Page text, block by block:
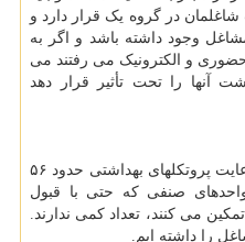
درصد جمعیت شاغلمان در گروه یک قرار دارد و
وجود داشته باشد و اگر به
و الکترونیک می رفتند می
آنها را تحت تأثیر قرار دهد
به گفته فرهادی هم اکنون میزان رعایت پروتکلهای بهداشتی حدود ۵۶
صنفی که حتی با قبول
می کنند، تعداد کمی ندارند.